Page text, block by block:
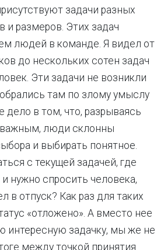
задачи разных
и размеров. Этих задач
людей в команде. Я видел от
до нескольких сотен задач
Эти задачи не возникли
там по злому умыслу
дело в том, что, разрываясь
люди склонны
и выбирать понятное.
с текущей задачей, где
нужно спросить человека,
в отпуск? Как раз для таких
«отложено». А вместо нее
задачку, мы же не
между точкой принятия